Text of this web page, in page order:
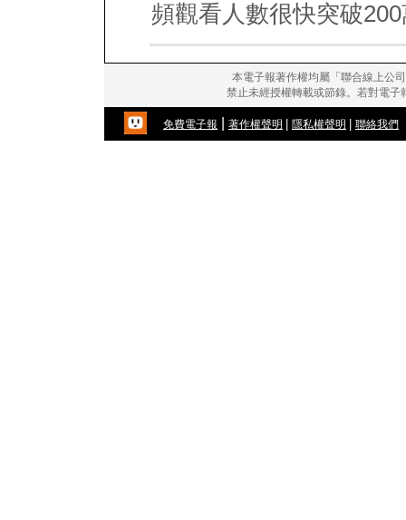
頻觀看人數很快突破
本電子報著作權均屬「聯合線上公
禁止未經授權轉載或節錄。若對電
免費電子報 著作權聲明 隱私權聲明 聯絡我們